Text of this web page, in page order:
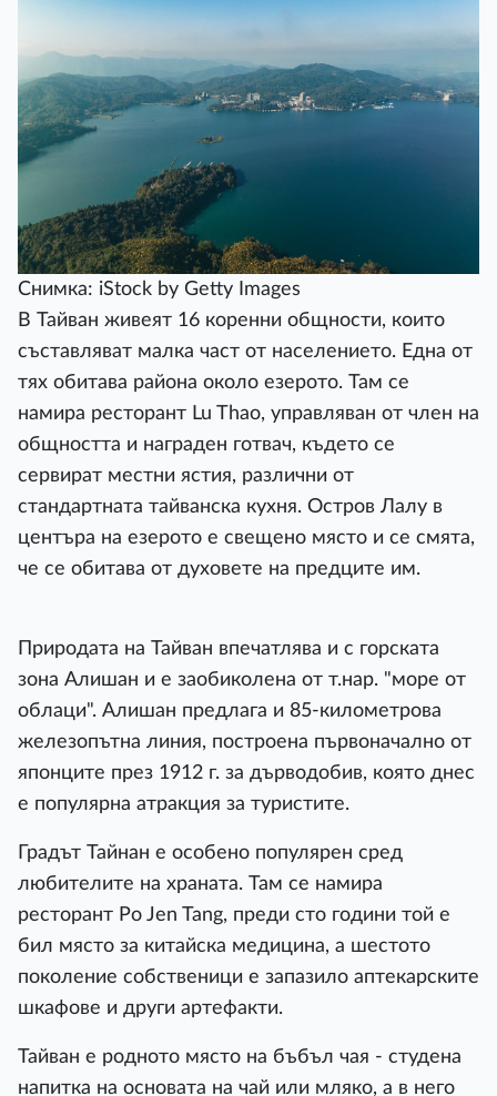
Снимка: iStock by Getty Images
В Тайван живеят 16 коренни общности, които
съставляват малка част от населението. Една от
тях обитава района около езерото. Там се
намира ресторант Lu Thao, управляван от член на
общността и награден готвач, където се
сервират местни ястия, различни от
стандартната тайванска кухня. Остров Лалу в
центъра на езерото е свещено място и се смята,
че се обитава от духовете на предците им.
Природата на Тайван впечатлява и с горската
зона Алишан и е заобиколена от т.нар. "море от
облаци". Алишан предлага и 85-километрова
железопътна линия, построена първоначално от
японците през 1912 г. за дърводобив, която днес
е популярна атракция за туристите.
Градът Тайнан е особено популярен сред
любителите на храната. Там се намира
ресторант Po Jen Tang, преди сто години той е
бил място за китайска медицина, a шестото
поколение собственици е запазило аптекарските
шкафове и други артефакти.
Тайван е родното място на бъбъл чая - студена
напитка на основата на чай или мляко, a в него